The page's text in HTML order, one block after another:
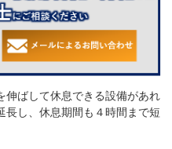
伸ばして休息できる設備があれ
長し、休息期間も４時間まで短